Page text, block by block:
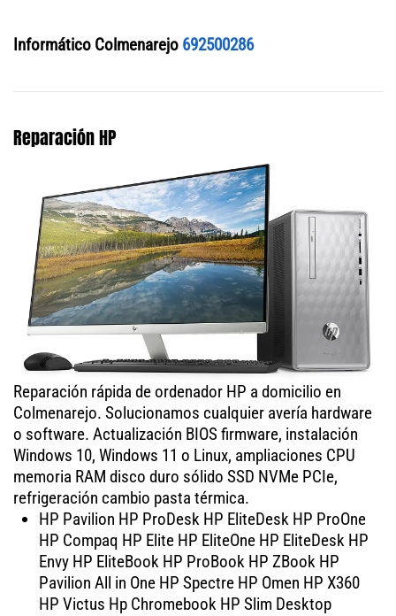
Informático Colmenarejo 692500286
Reparación HP
Reparación rápida de ordenador HP a domicilio en
Colmenarejo. Solucionamos cualquier avería hardware
o software. Actualización BIOS firmware, instalación
Windows 10, Windows 11 o Linux, ampliaciones CPU
memoria RAM disco duro sólido SSD NVMe PCIe,
refrigeración cambio pasta térmica.
HP Pavilion HP ProDesk HP EliteDesk HP ProOne
HP Compaq HP Elite HP EliteOne HP EliteDesk HP
Envy HP EliteBook HP ProBook HP ZBook HP
Pavilion All in One HP Spectre HP Omen HP X360
HP Victus Hp Chromebook HP Slim Desktop